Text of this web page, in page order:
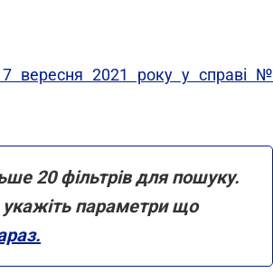
вересня 2021 року у справі №
20 фільтрів для пошуку.
укажіть параметри що